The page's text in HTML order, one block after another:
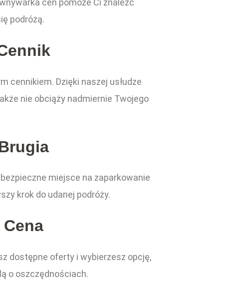
cen pomoże Ci znaleźć
podróżą.
cennikiem. Dzięki naszej usłudze
nie obciąży nadmiernie Twojego
miejsce na zaparkowanie
krok do udanej podróży.
dostępne oferty i wybierzesz opcję,
o oszczędnościach.